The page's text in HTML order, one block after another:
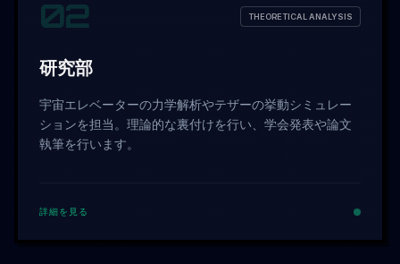
02 THEORETICAL ANALYSIS
研究部
宇宙エレベーターの力学解析やテザーの挙動シミュレー
ションを担当。理論的な裏付けを行い、学会発表や論文
執筆を行います。
詳細を見る